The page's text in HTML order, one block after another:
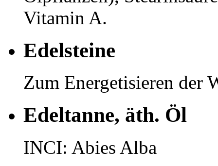
Vitamin A.
Edelsteine
Zum Energetisieren der
Edeltanne, äth. Öl
INCI: Abies Alba